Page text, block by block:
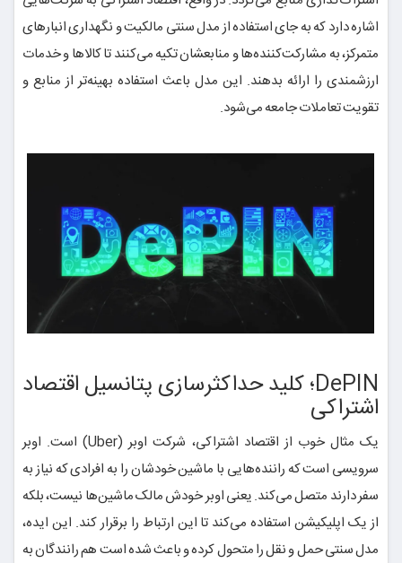
اشاره دارد که به جای استفاده از مدل سنتی مالکیت و نگهداری انبارهای
متمرکز، به مشارکت‌کننده‌ها و منابعشان تکیه می‌کنند تا کالاها و خدمات
ارزشمندی را ارائه بدهند. این مدل باعث استفاده بهینه‌تر از منابع و
تقویت تعاملات جامعه می‌شود.
DePIN؛ کلید حداکثرسازی پتانسیل اقتصاد
اشتراکی
یک مثال خوب از اقتصاد اشتراکی، شرکت اوبر (Uber) است. اوبر
سرویسی است که راننده‌هایی با ماشین خودشان را به افرادی که نیاز به
سفر دارند متصل می‌کند. یعنی اوبر خودش مالک ماشین‌ها نیست، بلکه
از یک اپلیکیشن استفاده می‌کند تا این ارتباط را برقرار کند. این ایده،
مدل سنتی حمل و نقل را متحول کرده و باعث شده است هم رانندگان به